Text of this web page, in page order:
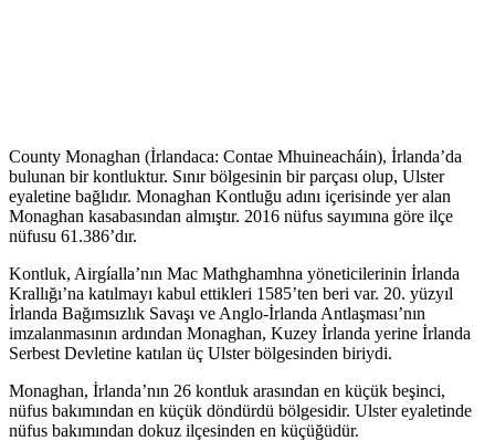
County Monaghan (İrlandaca: Contae Mhuineacháin), İrlanda’da
bulunan bir kontluktur. Sınır bölgesinin bir parçası olup, Ulster
eyaletine bağlıdır. Monaghan Kontluğu adını içerisinde yer alan
Monaghan kasabasından almıştır. 2016 nüfus sayımına göre ilçe
nüfusu 61.386’dır.
Kontluk, Airgíalla’nın Mac Mathghamhna yöneticilerinin İrlanda
Krallığı’na katılmayı kabul ettikleri 1585’ten beri var. 20. yüzyıl
İrlanda Bağımsızlık Savaşı ve Anglo-İrlanda Antlaşması’nın
imzalanmasının ardından Monaghan, Kuzey İrlanda yerine İrlanda
Serbest Devletine katılan üç Ulster bölgesinden biriydi.
Monaghan, İrlanda’nın 26 kontluk arasından en küçük beşinci,
nüfus bakımından en küçük döndürdü bölgesidir. Ulster eyaletinde
nüfus bakımından dokuz ilçesinden en küçüğüdür.